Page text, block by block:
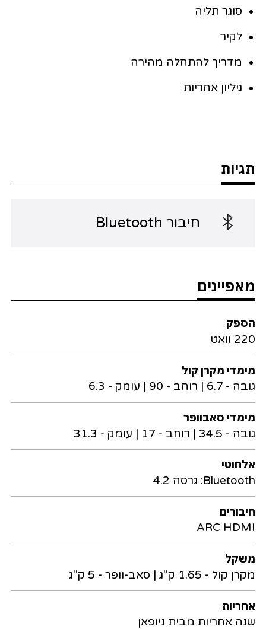
סוגר תליה
לקיר
מדריך להתחלה מהירה
גיליון אחריות
תגיות
חיבור Bluetooth
מאפיינים
הספק
220 וואט
מימדי מקרן קול
גובה - 6.7 | רוחב - 90 | עומק - 6.3
מימדי סאבוופר
גובה - 34.5 | רוחב - 17 | עומק - 31.3
אלחוטי
Bluetooth: גרסה 4.2
חיבורים
ARC HDMI
משקל
מקרן קול - 1.65 ק"ג | סאב-וופר - 5 ק"ג
אחריות
שנה אחריות מבית ניופאן